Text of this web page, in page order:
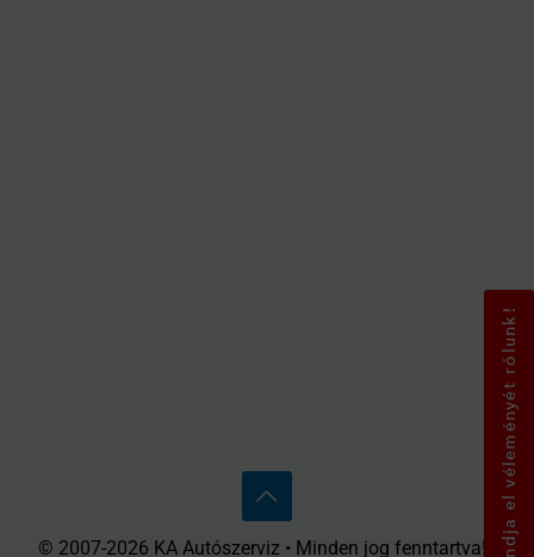
Mondja el véleményét rólunk!
© 2007-2026 KA Autószerviz • Minden jog fenntartva! •